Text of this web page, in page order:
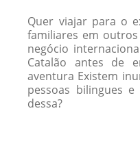
Quer viajar para o
familiares em
negócio
Catalão antes de
aventura Existem
pessoas bilingues
dessa?